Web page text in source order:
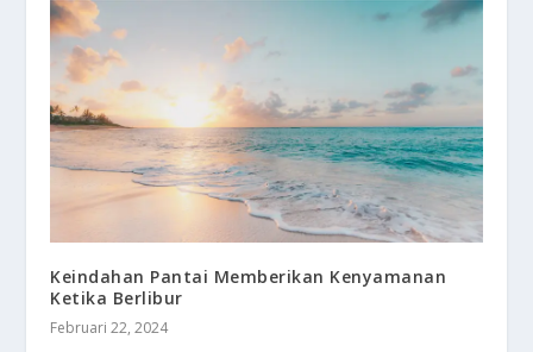
Keindahan Pantai Memberikan Kenyamanan
Ketika Berlibur
Februari 22, 2024